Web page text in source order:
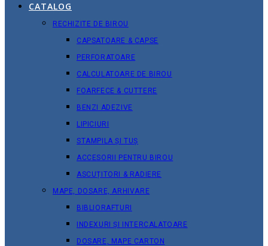
CATALOG
RECHIZITE DE BIROU
CAPSATOARE & CAPSE
PERFORATOARE
CALCULATOARE DE BIROU
FOARFECE & CUTTERE
BENZI ADEZIVE
LIPICIURI
STAMPILA ȘI TUȘ
ACCESORII PENTRU BIROU
ASCUȚITORI & RADIERE
MAPE, DOSARE, ARHIVARE
BIBLIORAFTURI
INDEXURI ȘI INTERCALATOARE
DOSARE, MAPE CARTON